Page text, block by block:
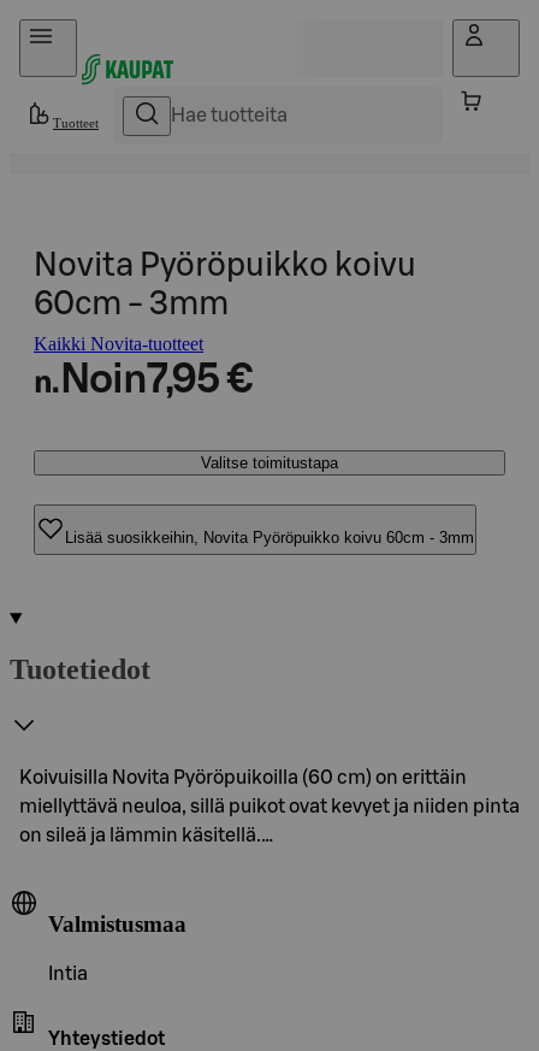
Hyppää sisältöön
Tuotteet
Novita Pyöröpuikko koivu
60cm - 3mm
Kaikki Novita-tuotteet
n. Noin7,95 €
Valitse toimitustapa
Lisää suosikkeihin, Novita Pyöröpuikko koivu 60cm - 3mm
Tuotetiedot
Koivuisilla Novita Pyöröpuikoilla (60 cm) on erittäin
miellyttävä neuloa, sillä puikot ovat kevyet ja niiden pinta
on sileä ja lämmin käsitellä.…
Valmistusmaa
Intia
Yhteystiedot